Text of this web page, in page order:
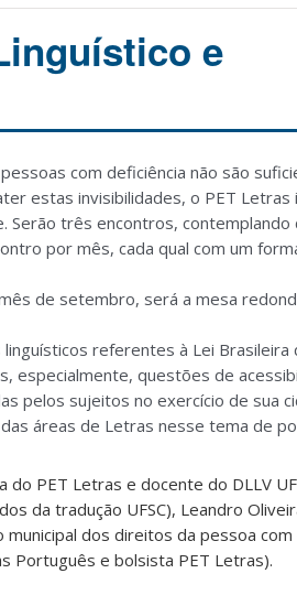
e
com deficiência não são
estas invisibilidades, o PET
Serão três encontros,
por mês, cada qual com um
de setembro, será a mesa
referentes à Lei Brasileira
especialmente, questões de
pelos sujeitos no exercício de sua
áreas de Letras nesse tema de
PET Letras e docente do DLLV
da tradução UFSC), Leandro
dos direitos da pessoa
Português e bolsista PET Letras).